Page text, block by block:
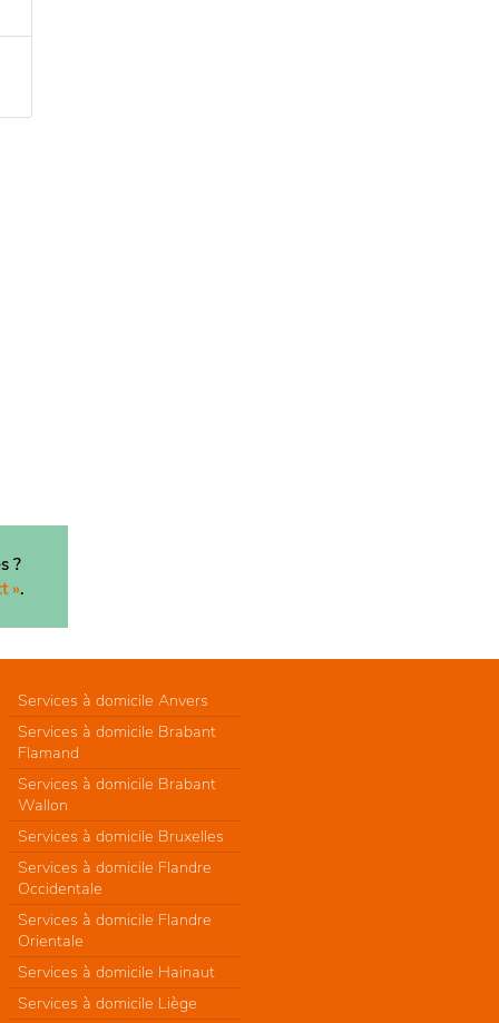
?
».
Services à domicile Anvers
Services à domicile Brabant
Flamand
Services à domicile Brabant
Wallon
Services à domicile Bruxelles
Services à domicile Flandre
Occidentale
Services à domicile Flandre
Orientale
Services à domicile Hainaut
Services à domicile Liège